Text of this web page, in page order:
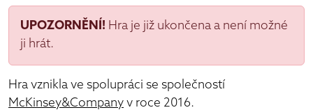
UPOZORNĚNÍ! Hra je již ukončena a není možné
ji hrát.
Hra vznikla ve spolupráci se společností
McKinsey&Company v roce 2016.